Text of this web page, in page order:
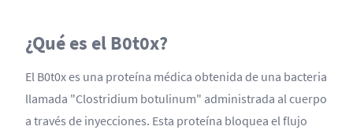
¿Qué es el B0t0x?
El B0t0x es una proteína médica obtenida de una bacteria
llamada "Clostridium botulinum" administrada al cuerpo
a través de inyecciones. Esta proteína bloquea el flujo